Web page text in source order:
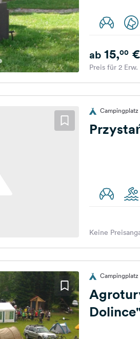
ab15,00€
Preis für 2
Campingplatz
Keine